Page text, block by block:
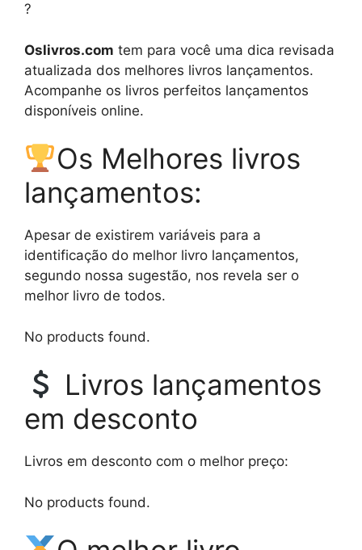
?
Oslivros.com tem para você uma dica revisada
atualizada dos melhores livros lançamentos.
Acompanhe os livros perfeitos lançamentos
disponíveis online.
Os Melhores livros
lançamentos:
Apesar de existirem variáveis para a
identificação do melhor livro lançamentos,
segundo nossa sugestão, nos revela ser o
melhor livro de todos.
No products found.
Livros lançamentos
em desconto
Livros em desconto com o melhor preço:
No products found.